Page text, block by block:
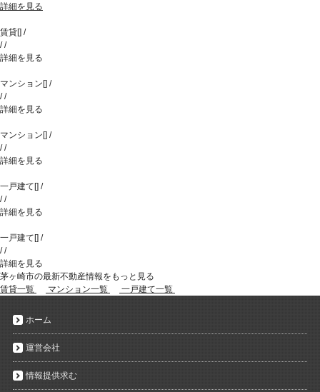
詳細を見る
賃貸[] /
//
詳細を見る
マンション[] /
//
詳細を見る
マンション[] /
//
詳細を見る
一戸建て[] /
//
詳細を見る
一戸建て[] /
//
詳細を見る
茅ヶ崎市の最新不動産情報をもっと見る
賃貸一覧
マンション一覧 一戸建て一覧
ホーム
運営会社
情報提供求む